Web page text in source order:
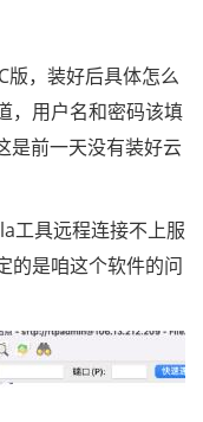
，装好后具体怎么
，用户名和密码该填
是前一天没有装好云
具远程连接不上服
的是咱这个软件的问